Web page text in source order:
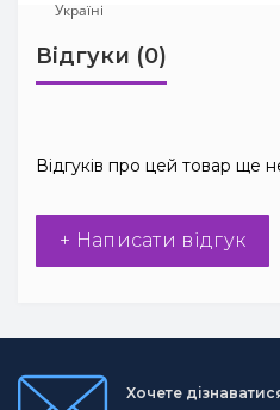
Відгуки (0)
Відгуків про цей товар ще
+ Написати відгук
Хочете